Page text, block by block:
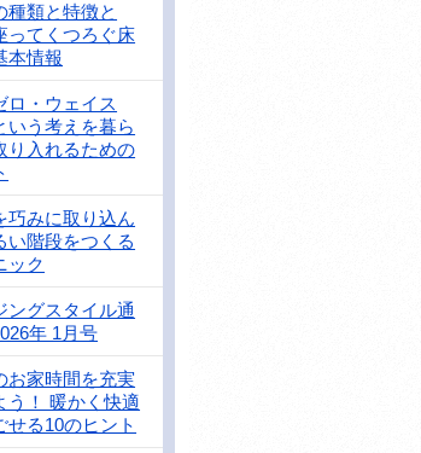
類と特徴と
ってくつろぐ床
本情報
・ウェイス
いう考えを暮ら
り入れるための
みに取り込ん
い階段をつくる
ック
ングスタイル通
年 1月号
家時間を充実
う！ 暖かく快適
せる10のヒント